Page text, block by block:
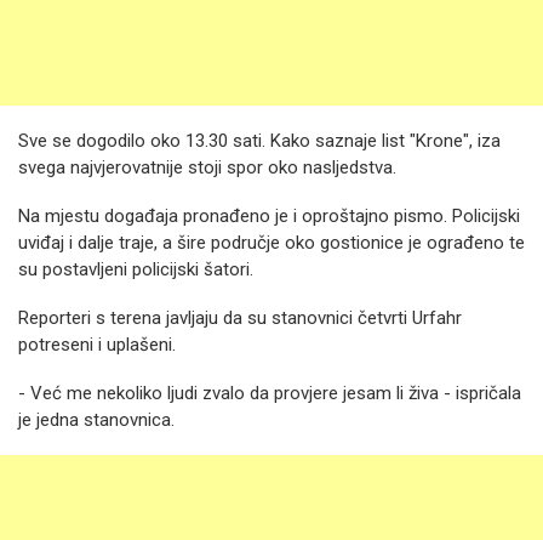
Sve se dogodilo oko 13.30 sati. Kako saznaje list "Krone", iza
svega najvjerovatnije stoji spor oko nasljedstva.
Na mjestu događaja pronađeno je i oproštajno pismo. Policijski
uviđaj i dalje traje, a šire područje oko gostionice je ograđeno te
su postavljeni policijski šatori.
Reporteri s terena javljaju da su stanovnici četvrti Urfahr
potreseni i uplašeni.
- Već me nekoliko ljudi zvalo da provjere jesam li živa - ispričala
je jedna stanovnica.